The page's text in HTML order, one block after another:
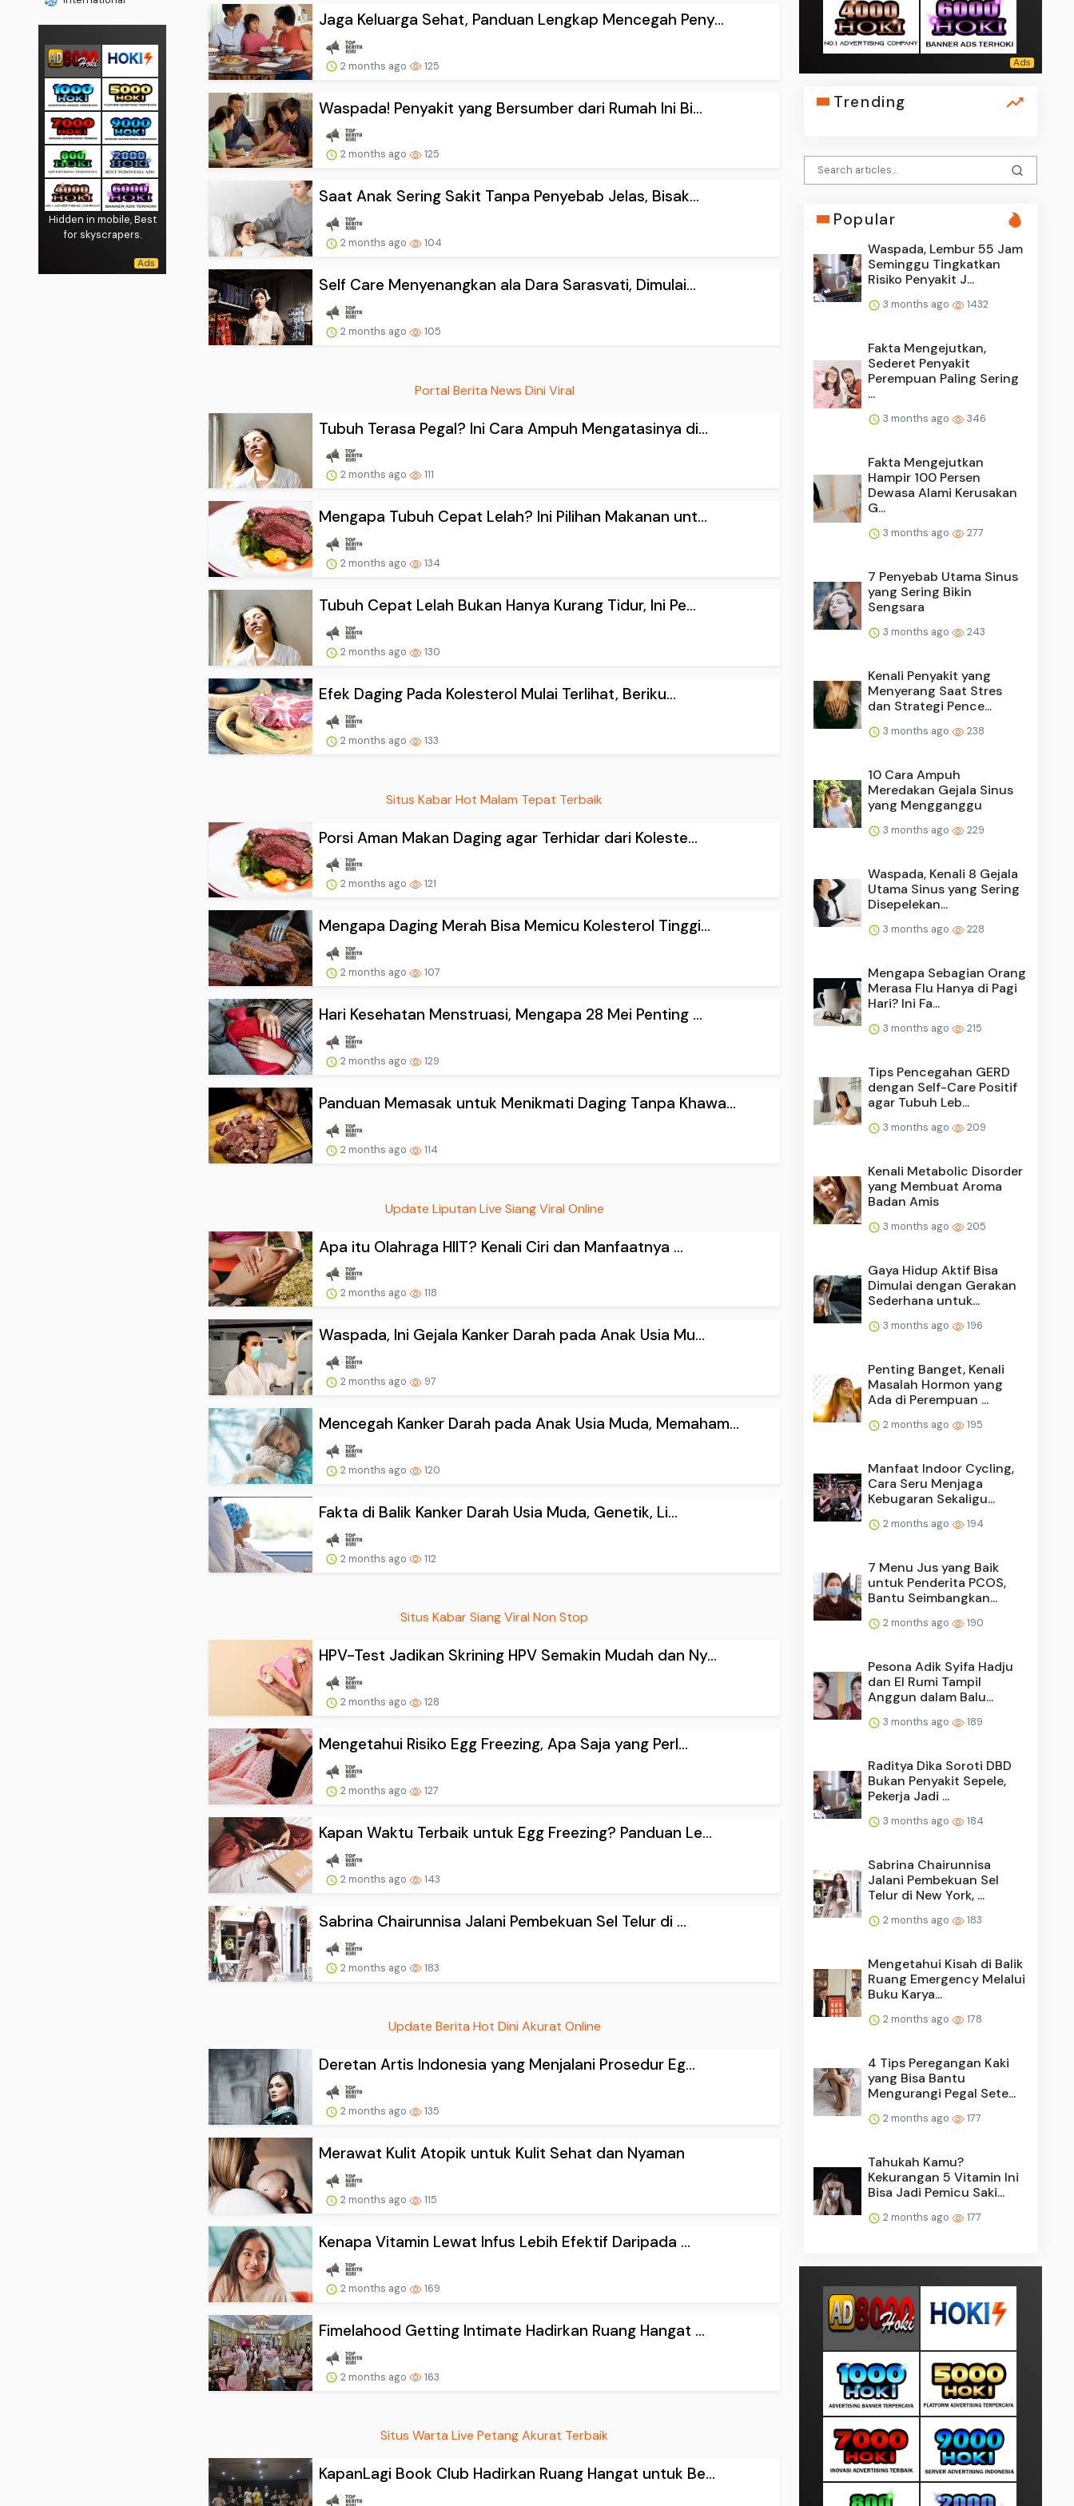
Hidden in mobile, Best
for skyscrapers.
Jaga Keluarga Sehat, Panduan Lengkap Mencegah Peny...
2 months ago 125
Waspada! Penyakit yang Bersumber dari Rumah Ini Bi...
2 months ago 125
Saat Anak Sering Sakit Tanpa Penyebab Jelas, Bisak...
2 months ago 104
Self Care Menyenangkan ala Dara Sarasvati, Dimulai...
2 months ago 105
Portal Berita News Dini Viral
Tubuh Terasa Pegal? Ini Cara Ampuh Mengatasinya di...
2 months ago 111
Mengapa Tubuh Cepat Lelah? Ini Pilihan Makanan unt...
2 months ago 134
Tubuh Cepat Lelah Bukan Hanya Kurang Tidur, Ini Pe...
2 months ago 130
Efek Daging Pada Kolesterol Mulai Terlihat, Beriku...
2 months ago 133
Situs Kabar Hot Malam Tepat Terbaik
Porsi Aman Makan Daging agar Terhidar dari Koleste...
2 months ago 121
Mengapa Daging Merah Bisa Memicu Kolesterol Tinggi...
2 months ago 107
Hari Kesehatan Menstruasi, Mengapa 28 Mei Penting ...
2 months ago 129
Panduan Memasak untuk Menikmati Daging Tanpa Khawa...
2 months ago 114
Update Liputan Live Siang Viral Online
Apa itu Olahraga HIIT? Kenali Ciri dan Manfaatnya ...
2 months ago 118
Waspada, Ini Gejala Kanker Darah pada Anak Usia Mu...
2 months ago 97
Mencegah Kanker Darah pada Anak Usia Muda, Memaham...
2 months ago 120
Fakta di Balik Kanker Darah Usia Muda, Genetik, Li...
2 months ago 112
Situs Kabar Siang Viral Non Stop
HPV-Test Jadikan Skrining HPV Semakin Mudah dan Ny...
2 months ago 128
Mengetahui Risiko Egg Freezing, Apa Saja yang Perl...
2 months ago 127
Kapan Waktu Terbaik untuk Egg Freezing? Panduan Le...
2 months ago 143
Sabrina Chairunnisa Jalani Pembekuan Sel Telur di ...
2 months ago 183
Update Berita Hot Dini Akurat Online
Deretan Artis Indonesia yang Menjalani Prosedur Eg...
2 months ago 135
Merawat Kulit Atopik untuk Kulit Sehat dan Nyaman
2 months ago 115
Kenapa Vitamin Lewat Infus Lebih Efektif Daripada ...
2 months ago 169
Fimelahood Getting Intimate Hadirkan Ruang Hangat ...
2 months ago 163
Situs Warta Live Petang Akurat Terbaik
KapanLagi Book Club Hadirkan Ruang Hangat untuk Be...
Trending
Popular
Waspada, Lembur 55 Jam
Seminggu Tingkatkan
Risiko Penyakit J...
3 months ago 1432
Fakta Mengejutkan,
Sederet Penyakit
Perempuan Paling Sering
...
3 months ago 346
Fakta Mengejutkan
Hampir 100 Persen
Dewasa Alami Kerusakan
G...
3 months ago 277
7 Penyebab Utama Sinus
yang Sering Bikin
Sengsara
3 months ago 243
Kenali Penyakit yang
Menyerang Saat Stres
dan Strategi Pence...
3 months ago 238
10 Cara Ampuh
Meredakan Gejala Sinus
yang Mengganggu
3 months ago 229
Waspada, Kenali 8 Gejala
Utama Sinus yang Sering
Disepelekan...
3 months ago 228
Mengapa Sebagian Orang
Merasa Flu Hanya di Pagi
Hari? Ini Fa...
3 months ago 215
Tips Pencegahan GERD
dengan Self-Care Positif
agar Tubuh Leb...
3 months ago 209
Kenali Metabolic Disorder
yang Membuat Aroma
Badan Amis
3 months ago 205
Gaya Hidup Aktif Bisa
Dimulai dengan Gerakan
Sederhana untuk...
3 months ago 196
Penting Banget, Kenali
Masalah Hormon yang
Ada di Perempuan ...
2 months ago 195
Manfaat Indoor Cycling,
Cara Seru Menjaga
Kebugaran Sekaligu...
2 months ago 194
7 Menu Jus yang Baik
untuk Penderita PCOS,
Bantu Seimbangkan...
2 months ago 190
Pesona Adik Syifa Hadju
dan El Rumi Tampil
Anggun dalam Balu...
3 months ago 189
Raditya Dika Soroti DBD
Bukan Penyakit Sepele,
Pekerja Jadi ...
3 months ago 184
Sabrina Chairunnisa
Jalani Pembekuan Sel
Telur di New York, ...
2 months ago 183
Mengetahui Kisah di Balik
Ruang Emergency Melalui
Buku Karya...
2 months ago 178
4 Tips Peregangan Kaki
yang Bisa Bantu
Mengurangi Pegal Sete...
2 months ago 177
Tahukah Kamu?
Kekurangan 5 Vitamin Ini
Bisa Jadi Pemicu Saki...
2 months ago 177